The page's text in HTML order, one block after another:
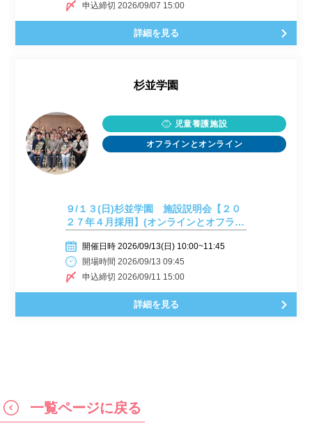
申込締切 2026/09/07 15:00
詳細を見る
杉並学園
児童養護施設
オフラインとオンライン
９/１３(日)杉並学園 施設説明会【２０
２７年４月採用】(オンラインとオフライ
開催日時 2026/09/13(日) 10:00~11:45
開場時間 2026/09/13 09:45
申込締切 2026/09/11 15:00
詳細を見る
一覧ページに戻る